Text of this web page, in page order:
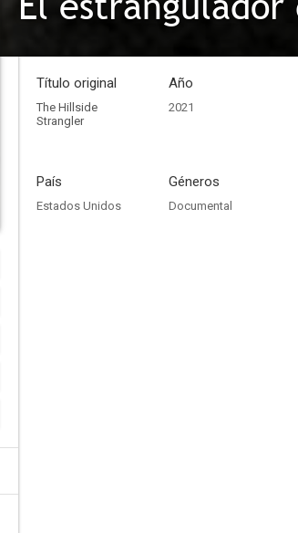
Título original
The Hillside
Strangler
Año
2021
País
Estados Unidos
Géneros
Documental